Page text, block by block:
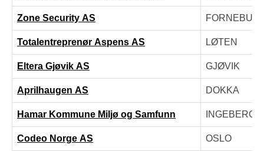
Zone Security AS FORNEBU
Totalentreprenør Aspens AS LØTEN
Eltera Gjøvik AS GJØVIK
Aprilhaugen AS DOKKA
Hamar Kommune Miljø og Samfunn INGEBERG
Codeo Norge AS OSLO